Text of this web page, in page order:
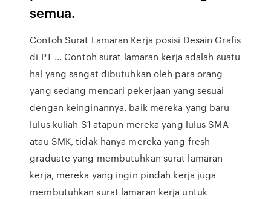
semua.
Contoh Surat Lamaran Kerja posisi Desain Grafis
di PT ... Contoh surat lamaran kerja adalah suatu
hal yang sangat dibutuhkan oleh para orang
yang sedang mencari pekerjaan yang sesuai
dengan keinginannya. baik mereka yang baru
lulus kuliah S1 atapun mereka yang lulus SMA
atau SMK, tidak hanya mereka yang fresh
graduate yang membutuhkan surat lamaran
kerja, mereka yang ingin pindah kerja juga
membutuhkan surat lamaran kerja untuk